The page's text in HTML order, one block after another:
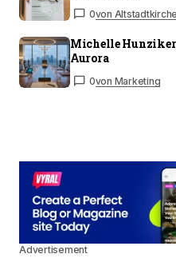
0von Altstadtkirche
Michelle Hunziker
Aurora
0von Marketing
Advertisement